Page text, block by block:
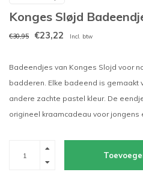
Konges Sløjd
€30,95 €23,22 Incl. btw
Badeendjes van Konges Slojd voor
badderen. Elke badeend is gemaakt
andere zachte pastel kleur. De
origineel kraamcadeau voor jongens